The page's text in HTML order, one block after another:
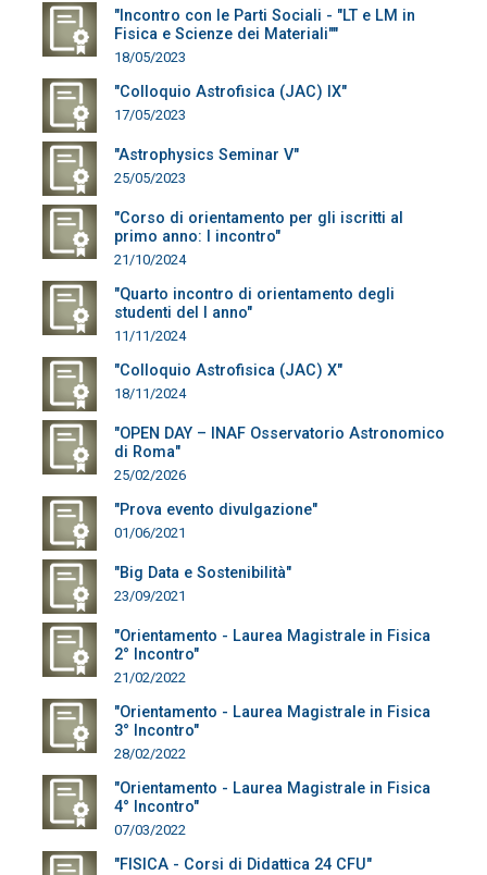
"Incontro con le Parti Sociali - "LT e LM in
Fisica e Scienze dei Materiali""
18/05/2023
"Colloquio Astrofisica (JAC) IX"
17/05/2023
"Astrophysics Seminar V"
25/05/2023
"Corso di orientamento per gli iscritti al
primo anno: I incontro"
21/10/2024
"Quarto incontro di orientamento degli
studenti del I anno"
11/11/2024
"Colloquio Astrofisica (JAC) X"
18/11/2024
"OPEN DAY – INAF Osservatorio Astronomico
di Roma"
25/02/2026
"Prova evento divulgazione"
01/06/2021
"Big Data e Sostenibilità"
23/09/2021
"Orientamento - Laurea Magistrale in Fisica
2° Incontro"
21/02/2022
"Orientamento - Laurea Magistrale in Fisica
3° Incontro"
28/02/2022
"Orientamento - Laurea Magistrale in Fisica
4° Incontro"
07/03/2022
"FISICA - Corsi di Didattica 24 CFU"